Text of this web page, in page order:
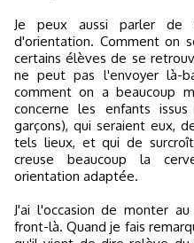
Je peux aussi parler
d'orientation. Comment on
certains élèves de se
ne peut pas l'envoyer là-
comment on a beaucoup
concerne les enfants
garçons), qui seraient eux,
tels lieux, et qui de
creuse beaucoup la
orientation adaptée.
J'ai l'occasion de monter
front-là. Quand je fais